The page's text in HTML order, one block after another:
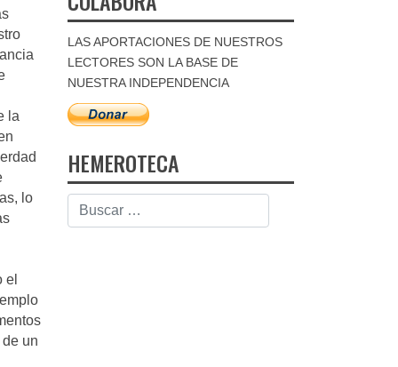
la
lo
el
un
LAS APORTACIONES DE NUESTROS
LECTORES SON LA BASE DE
NUESTRA INDEPENDENCIA
HEMEROTECA